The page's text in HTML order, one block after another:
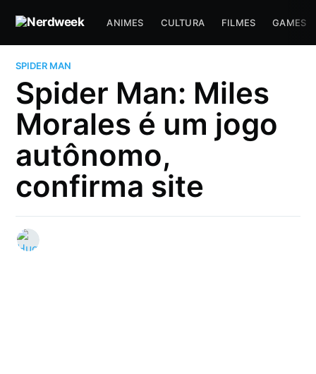
ANIMES CULTURA FILMES GAMES
SPIDER MAN
Spider Man: Miles
Morales é um jogo
autônomo,
confirma site